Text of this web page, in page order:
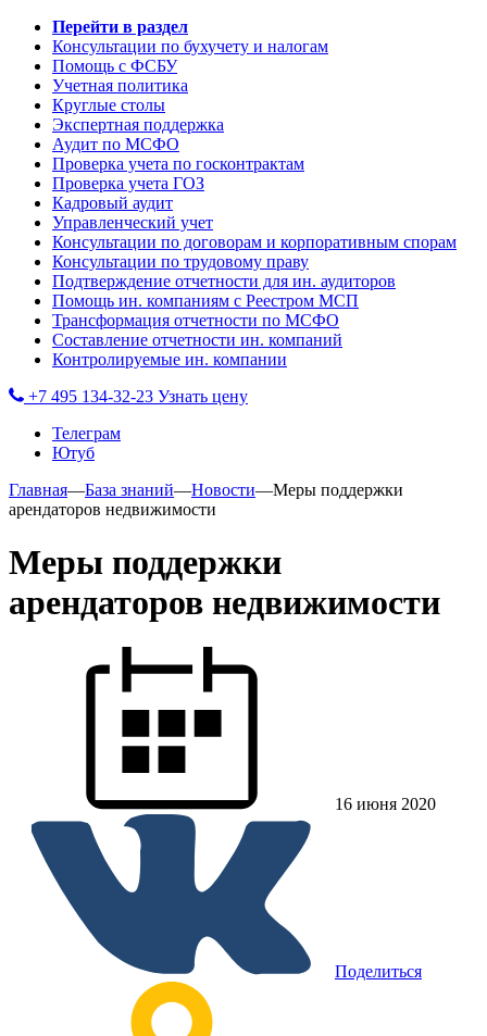
Перейти в раздел
Консультации по бухучету и налогам
Помощь с ФСБУ
Учетная политика
Круглые столы
Экспертная поддержка
Аудит по МСФО
Проверка учета по госконтрактам
Проверка учета ГОЗ
Кадровый аудит
Управленческий учет
Консультации по договорам и корпоративным спорам
Консультации по трудовому праву
Подтверждение отчетности для ин. аудиторов
Помощь ин. компаниям с Реестром МСП
Трансформация отчетности по МСФО
Составление отчетности ин. компаний
Контролируемые ин. компании
+7 495 134-32-23 Узнать цену
Телеграм
Ютуб
Главная—База знаний—Новости—Меры поддержки
арендаторов недвижимости
Меры поддержки
арендаторов недвижимости
16 июня 2020
Поделиться